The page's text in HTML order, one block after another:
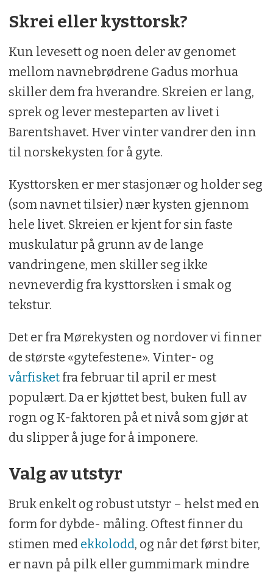
Skrei eller kysttorsk?
Kun levesett og noen deler av genomet
mellom navnebrødrene Gadus morhua
skiller dem fra hverandre. Skreien er lang,
sprek og lever mesteparten av livet i
Barentshavet. Hver vinter vandrer den inn
til norskekysten for å gyte.
Kysttorsken er mer stasjonær og holder seg
(som navnet tilsier) nær kysten gjennom
hele livet. Skreien er kjent for sin faste
muskulatur på grunn av de lange
vandringene, men skiller seg ikke
nevneverdig fra kysttorsken i smak og
tekstur.
Det er fra Mørekysten og nordover vi finner
de største «gytefestene». Vinter- og
vårfisketfra februar til april er mest
populært. Da er kjøttet best, buken full av
rogn og K-faktoren på et nivå som gjør at
du slipper å juge for å imponere.
Valg av utstyr
Bruk enkelt og robust utstyr – helst med en
form for dybde- måling. Oftest finner du
stimen med ekkolodd, og når det først biter,
er navn på pilk eller gummimark mindre